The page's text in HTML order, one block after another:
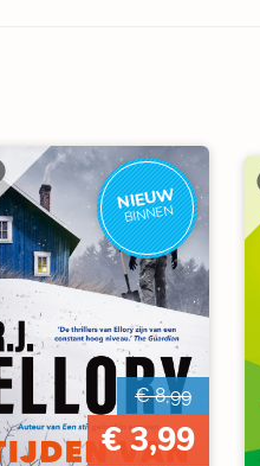
NIEUW
BINNEN
€ 8,99
€ 3,99